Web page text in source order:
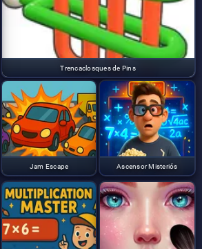
Trencaclosques de Pins
Jam Escape Ascensor Misteriós